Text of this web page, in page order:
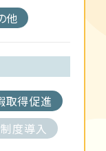
他
取得促進
度導入